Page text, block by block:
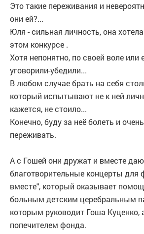
Это такие переживания и
они ей?...
Юля - сильная личность, она
этом конкурсе .
Хотя непонятно, по своей воле
уговорили-убедили...
В любом случае брать на себя
который испытывают не к ней
кажется, не стоило...
Конечно, буду за неё болеть и
переживать.
А с Гошей они дружат и вместе
благотворительные концерты для
вместе", который оказывает
больным детским церебральным
которым руководит Гоша Куценко,
попечителем фонда.